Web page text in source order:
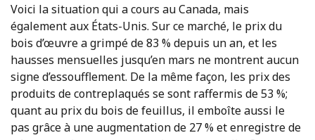
Voici la situation qui a cours au Canada, mais
également aux États-Unis. Sur ce marché, le prix du
bois d’œuvre a grimpé de 83 % depuis un an, et les
hausses mensuelles jusqu’en mars ne montrent aucun
signe d’essoufflement. De la même façon, les prix des
produits de contreplaqués se sont raffermis de 53 %;
quant au prix du bois de feuillus, il emboîte aussi le
pas grâce à une augmentation de 27 % et enregistre de